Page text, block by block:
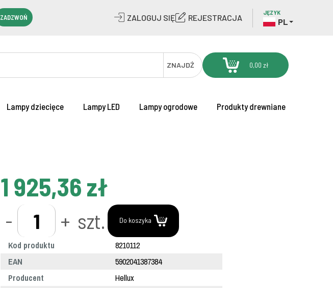
ZADZWOŃ ZALOGUJ SIĘ REJESTRACJA
JĘZYK
PL
ZNAJDŹ 0,00 zł
Lampy dziecięce Lampy LED Lampy ogrodowe Produkty drewniane
1 925,36 zł
- + szt. Do koszyka
Kod produktu
8210112
EAN
5902041387384
Producent
Hellux